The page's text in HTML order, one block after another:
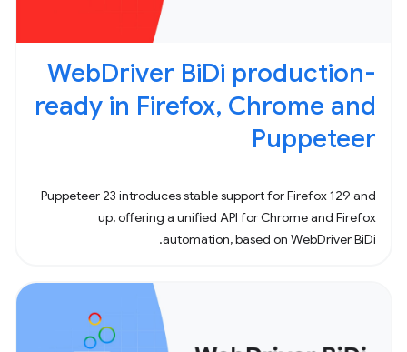
WebDriver BiDi production-
ready in Firefox, Chrome and
Puppeteer
Puppeteer 23 introduces stable support for Firefox 129 and
up, offering a unified API for Chrome and Firefox
automation, based on WebDriver BiDi.